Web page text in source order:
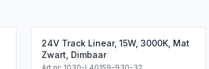
24V Track Linear, 15W, 3000K, Mat
Zwart, Dimbaar